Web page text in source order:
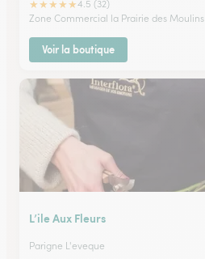
★★★★★4.5 (32)
Zone Commercial la Prairie des Moulins
Voir la boutique
L’ile Aux Fleurs
Parigne L'eveque